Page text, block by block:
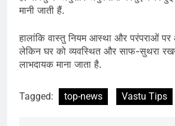
मानी जाती हैं.
हालांकि वास्तु नियम आस्था और परंपराओं पर
लेकिन घर को व्यवस्थित और साफ-सुथरा
लाभदायक माना जाता है.
Tagged: top-news Vastu Tips